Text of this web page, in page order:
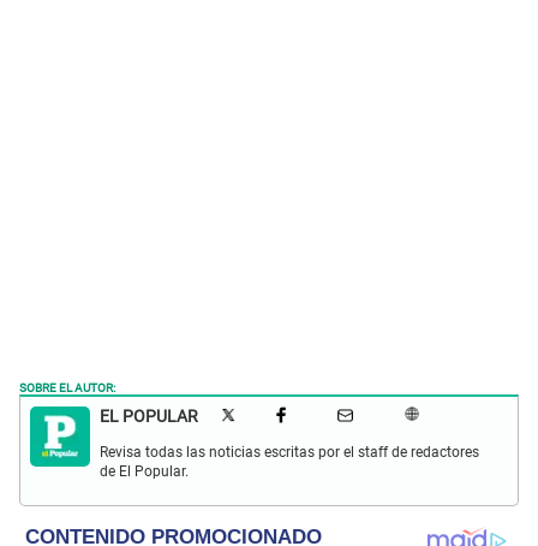
SOBRE EL AUTOR:
EL POPULAR
Revisa todas las noticias escritas por el staff de redactores
de El Popular.